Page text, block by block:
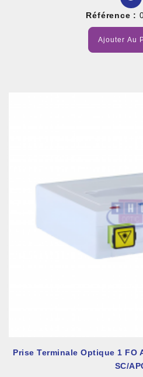
Référence :
Ajouter Au
Prise Terminale Optique 1 FO
SC/